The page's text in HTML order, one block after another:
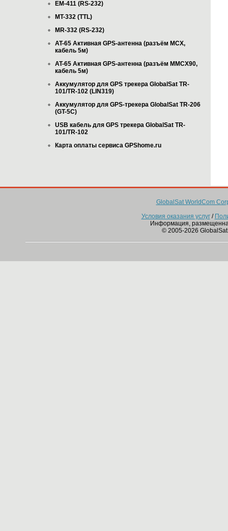
EM-411 (RS-232)
MT-332 (TTL)
MR-332 (RS-232)
AT-65 Активная GPS-антенна (разъём MCX,
кабель 5м)
AT-65 Активная GPS-антенна (разъём MMCX90,
кабель 5м)
Аккумулятор для GPS трекера GlobalSat TR-
101/TR-102 (LIN319)
Аккумулятор для GPS-трекера GlobalSat TR-206
(GT-5C)
USB кабель для GPS трекера GlobalSat TR-
101/TR-102
Карта оплаты сервиса GPShome.ru
GlobalSat WorldCom
Условия оказания услуг/
Информация,
© 2005-2026